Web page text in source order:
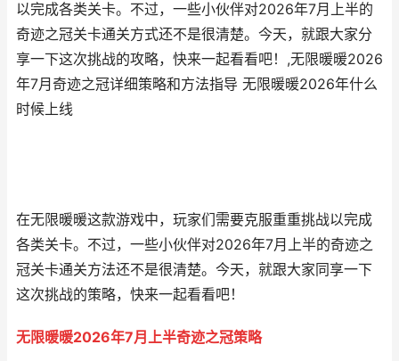
以完成各类关卡。不过，一些小伙伴对2026年7月上半的
奇迹之冠关卡通关方式还不是很清楚。今天，就跟大家分
享一下这次挑战的攻略，快来一起看看吧！,无限暖暖2026
年7月奇迹之冠详细策略和方法指导 无限暖暖2026年什么
时候上线
在无限暖暖这款游戏中，玩家们需要克服重重挑战以完成
各类关卡。不过，一些小伙伴对2026年7月上半的奇迹之
冠关卡通关方法还不是很清楚。今天，就跟大家同享一下
这次挑战的策略，快来一起看看吧！
无限暖暖2026年7月上半奇迹之冠策略